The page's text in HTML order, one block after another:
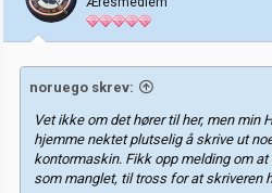
n
e
r
noruego skrev:
Vet ikke om det hører til her, men min
hjemme nektet plutselig å skrive ut
kontormaskin. Fikk opp melding om
som manglet, til tross for at skriveren